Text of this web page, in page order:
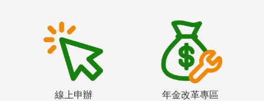
線上申辦 年金改革專區